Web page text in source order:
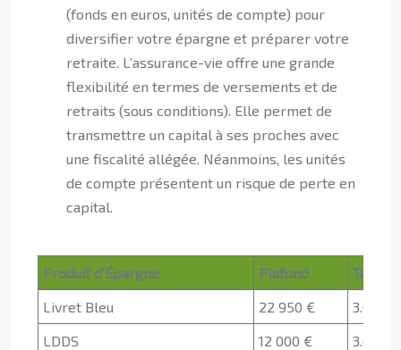
(fonds en euros, unités de compte) pour
diversifier votre épargne et préparer votre
retraite. L’assurance-vie offre une grande
flexibilité en termes de versements et de
retraits (sous conditions). Elle permet de
transmettre un capital à ses proches avec
une fiscalité allégée. Néanmoins, les unités
de compte présentent un risque de perte en
capital.
Produit d’Épargne Plafond
Taux
Livret Bleu
22 950 €
3.00%
LDDS
12 000 €
3.00%